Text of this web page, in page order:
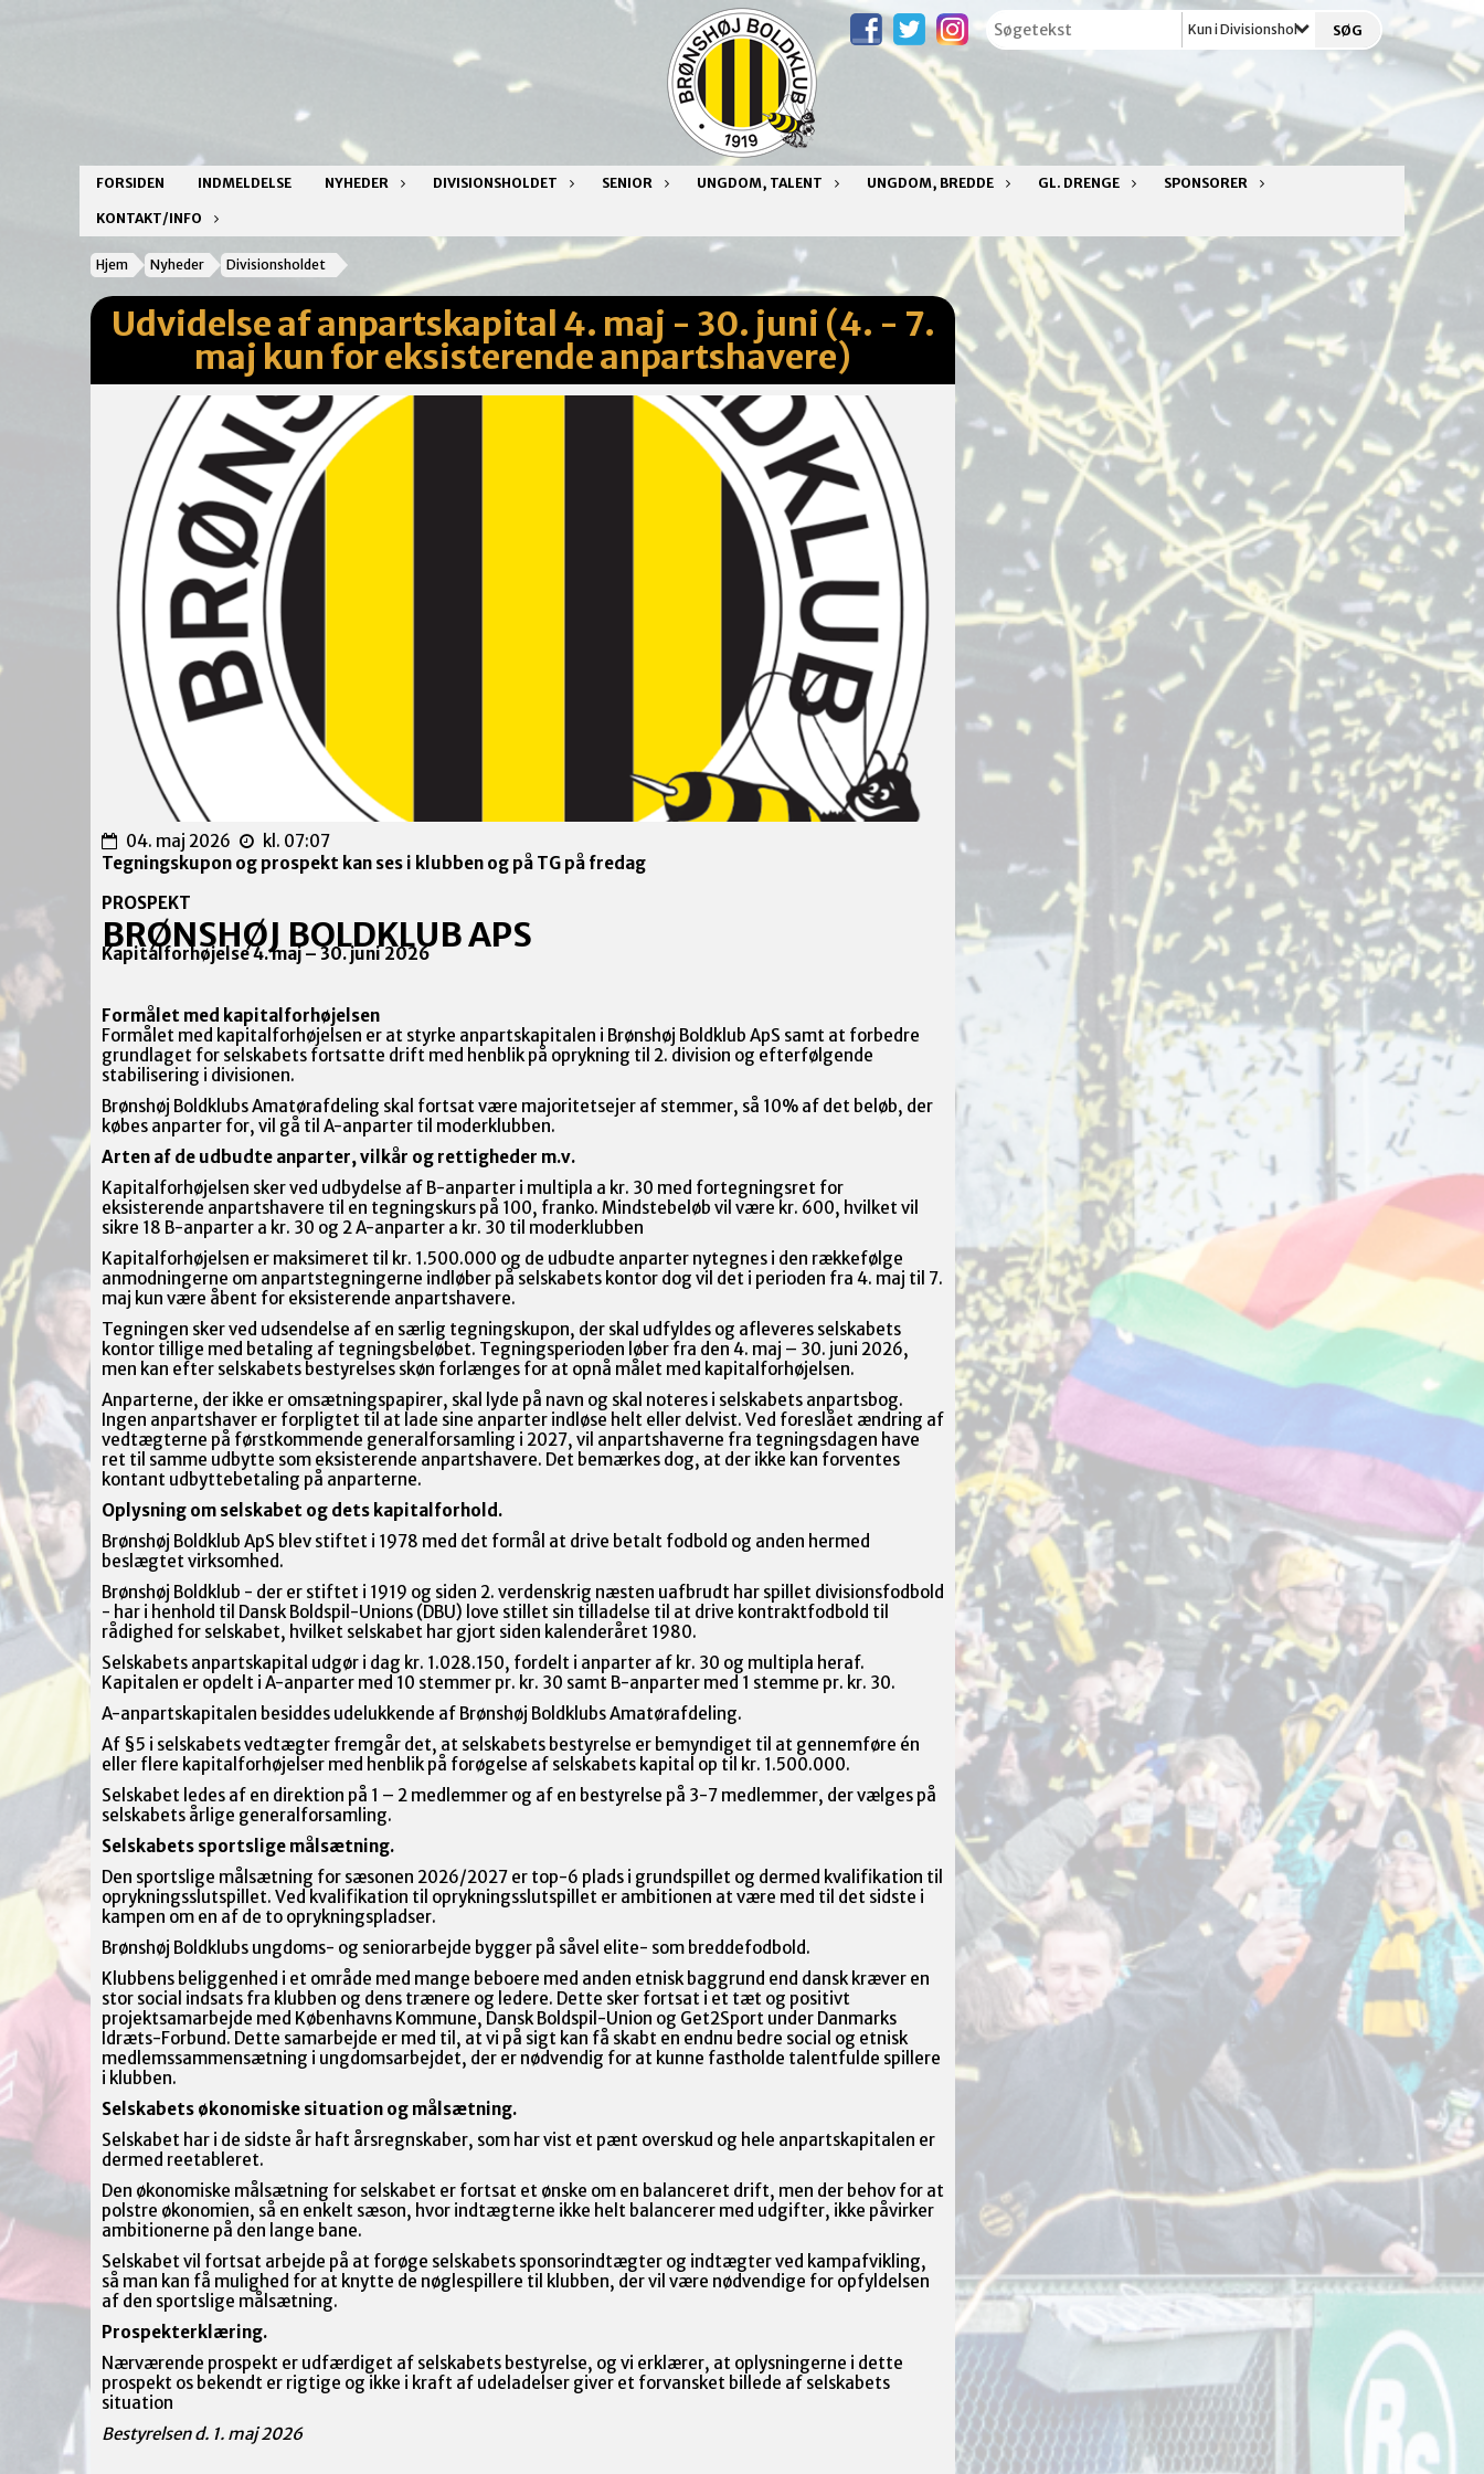
Kun i Divisionsholdet
FORSIDEN INDMELDELSE NYHEDER DIVISIONSHOLDET SENIOR UNGDOM, TALENT UNGDOM, BREDDE GL. DRENGE SPONSORER
KONTAKT/INFO
Hjem Nyheder Divisionsholdet
Udvidelse af anpartskapital 4. maj - 30. juni (4. - 7.
maj kun for eksisterende anpartshavere)
04. maj 2026
kl. 07:07
Tegningskupon og prospekt kan ses i klubben og på TG på fredag
PROSPEKT
BRØNSHØJ BOLDKLUB APS
Kapitalforhøjelse 4. maj – 30. juni 2026
Formålet med kapitalforhøjelsen
Formålet med kapitalforhøjelsen er at styrke anpartskapitalen i Brønshøj Boldklub ApS samt at forbedre
grundlaget for selskabets fortsatte drift med henblik på oprykning til 2. division og efterfølgende
stabilisering i divisionen.
Brønshøj Boldklubs Amatørafdeling skal fortsat være majoritetsejer af stemmer, så 10% af det beløb, der
købes anparter for, vil gå til A-anparter til moderklubben.
Arten af de udbudte anparter, vilkår og rettigheder m.v.
Kapitalforhøjelsen sker ved udbydelse af B-anparter i multipla a kr. 30 med fortegningsret for
eksisterende anpartshavere til en tegningskurs på 100, franko. Mindstebeløb vil være kr. 600, hvilket vil
sikre 18 B-anparter a kr. 30 og 2 A-anparter a kr. 30 til moderklubben
Kapitalforhøjelsen er maksimeret til kr. 1.500.000 og de udbudte anparter nytegnes i den rækkefølge
anmodningerne om anpartstegningerne indløber på selskabets kontor dog vil det i perioden fra 4. maj til 7.
maj kun være åbent for eksisterende anpartshavere.
Tegningen sker ved udsendelse af en særlig tegningskupon, der skal udfyldes og afleveres selskabets
kontor tillige med betaling af tegningsbeløbet. Tegningsperioden løber fra den 4. maj – 30. juni 2026,
men kan efter selskabets bestyrelses skøn forlænges for at opnå målet med kapitalforhøjelsen.
Anparterne, der ikke er omsætningspapirer, skal lyde på navn og skal noteres i selskabets anpartsbog.
Ingen anpartshaver er forpligtet til at lade sine anparter indløse helt eller delvist. Ved foreslået ændring af
vedtægterne på førstkommende generalforsamling i 2027, vil anpartshaverne fra tegningsdagen have
ret til samme udbytte som eksisterende anpartshavere. Det bemærkes dog, at der ikke kan forventes
kontant udbyttebetaling på anparterne.
Oplysning om selskabet og dets kapitalforhold.
Brønshøj Boldklub ApS blev stiftet i 1978 med det formål at drive betalt fodbold og anden hermed
beslægtet virksomhed.
Brønshøj Boldklub - der er stiftet i 1919 og siden 2. verdenskrig næsten uafbrudt har spillet divisionsfodbold
- har i henhold til Dansk Boldspil-Unions (DBU) love stillet sin tilladelse til at drive kontraktfodbold til
rådighed for selskabet, hvilket selskabet har gjort siden kalenderåret 1980.
Selskabets anpartskapital udgør i dag kr. 1.028.150, fordelt i anparter af kr. 30 og multipla heraf.
Kapitalen er opdelt i A-anparter med 10 stemmer pr. kr. 30 samt B-anparter med 1 stemme pr. kr. 30.
A-anpartskapitalen besiddes udelukkende af Brønshøj Boldklubs Amatørafdeling.
Af §5 i selskabets vedtægter fremgår det, at selskabets bestyrelse er bemyndiget til at gennemføre én
eller flere kapitalforhøjelser med henblik på forøgelse af selskabets kapital op til kr. 1.500.000.
Selskabet ledes af en direktion på 1 – 2 medlemmer og af en bestyrelse på 3-7 medlemmer, der vælges på
selskabets årlige generalforsamling.
Selskabets sportslige målsætning.
Den sportslige målsætning for sæsonen 2026/2027 er top-6 plads i grundspillet og dermed kvalifikation til
oprykningsslutspillet. Ved kvalifikation til oprykningsslutspillet er ambitionen at være med til det sidste i
kampen om en af de to oprykningspladser.
Brønshøj Boldklubs ungdoms- og seniorarbejde bygger på såvel elite- som breddefodbold.
Klubbens beliggenhed i et område med mange beboere med anden etnisk baggrund end dansk kræver en
stor social indsats fra klubben og dens trænere og ledere. Dette sker fortsat i et tæt og positivt
projektsamarbejde med Københavns Kommune, Dansk Boldspil-Union og Get2Sport under Danmarks
Idræts-Forbund. Dette samarbejde er med til, at vi på sigt kan få skabt en endnu bedre social og etnisk
medlemssammensætning i ungdomsarbejdet, der er nødvendig for at kunne fastholde talentfulde spillere
i klubben.
Selskabets økonomiske situation og målsætning.
Selskabet har i de sidste år haft årsregnskaber, som har vist et pænt overskud og hele anpartskapitalen er
dermed reetableret.
Den økonomiske målsætning for selskabet er fortsat et ønske om en balanceret drift, men der behov for at
polstre økonomien, så en enkelt sæson, hvor indtægterne ikke helt balancerer med udgifter, ikke påvirker
ambitionerne på den lange bane.
Selskabet vil fortsat arbejde på at forøge selskabets sponsorindtægter og indtægter ved kampafvikling,
så man kan få mulighed for at knytte de nøglespillere til klubben, der vil være nødvendige for opfyldelsen
af den sportslige målsætning.
Prospekterklæring.
Nærværende prospekt er udfærdiget af selskabets bestyrelse, og vi erklærer, at oplysningerne i dette
prospekt os bekendt er rigtige og ikke i kraft af udeladelser giver et forvansket billede af selskabets
situation
Bestyrelsen d. 1. maj 2026